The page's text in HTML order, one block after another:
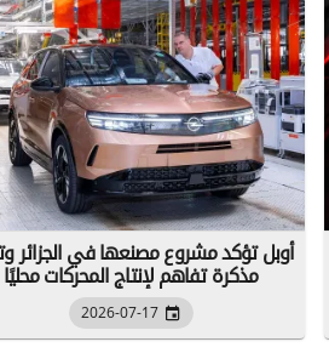
أوبل تؤكد مشروع مصنعها في الجزائر
مذكرة تفاهم لإنتاج المحركات محليًا
2026-07-17